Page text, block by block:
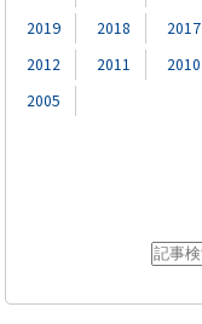
2019
2018 2017
2012
2011 2010
2005